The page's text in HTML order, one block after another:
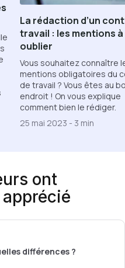
La rédaction d’un
travail : les mentions à
oublier
Vous souhaitez connaître
mentions obligatoires du
de travail ? Vous êtes au
endroit ! On vous explique
comment bien le rédiger.
25 mai 2023 - 3 min
ont
différences ?